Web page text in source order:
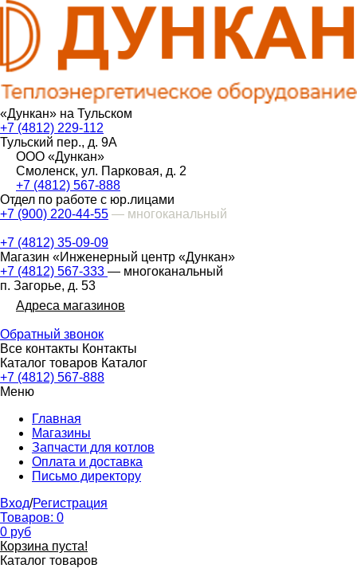
«Дункан» на Тульском
+7 (4812) 229-112
Тульский пер., д. 9А
ООО «Дункан»
Смоленск, ул. Парковая, д. 2
+7 (4812) 567-888
Отдел по работе с юр.лицами
+7 (900) 220-44-55 — многоканальный
+7 (4812) 35-09-09
Магазин «Инженерный центр «Дункан»
+7 (4812) 567-333 — многоканальный
п. Загорье, д. 53
Адреса магазинов
Обратный звонок
Все контакты Контакты
Каталог товаров Каталог
+7 (4812) 567-888
Меню
Главная
Магазины
Запчасти для котлов
Оплата и доставка
Письмо директору
Вход/Регистрация
Товаров: 0
0 руб
Корзина пуста!
Каталог товаров